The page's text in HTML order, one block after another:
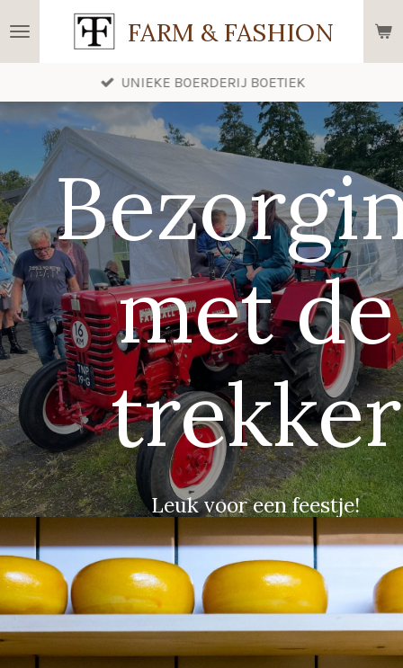
hoofdinhoud
FARM & FASHION
UNIEKE BOERDERIJ BOETIEK
met de
trekker
Leuk voor een feestje!